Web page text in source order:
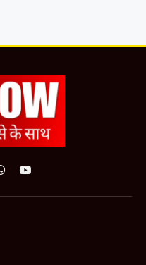
WhatsApp
YouTube